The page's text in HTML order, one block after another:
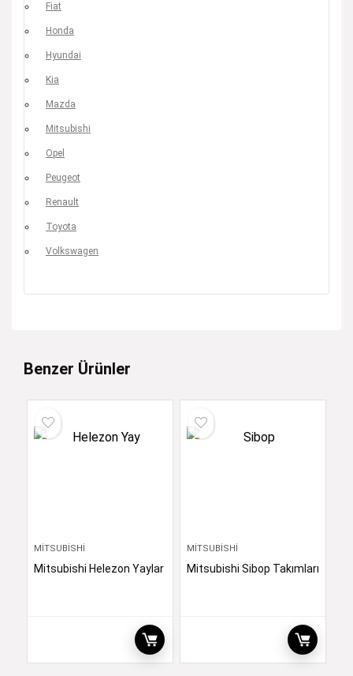
Fiat
Honda
Hyundai
Kia
Mazda
Mitsubishi
Opel
Peugeot
Renault
Toyota
Volkswagen
Benzer Ürünler
MITSUBISHI
Mitsubishi Helezon Yaylar
MITSUBISHI
Mitsubishi Sibop Takımları